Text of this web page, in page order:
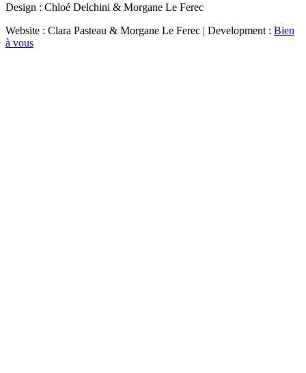
Design : Chloé Delchini & Morgane Le Ferec
Website : Clara Pasteau & Morgane Le Ferec | Development : Bien
à vous